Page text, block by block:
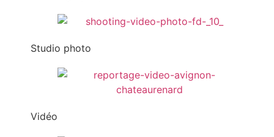
Studio photo
Vidéo